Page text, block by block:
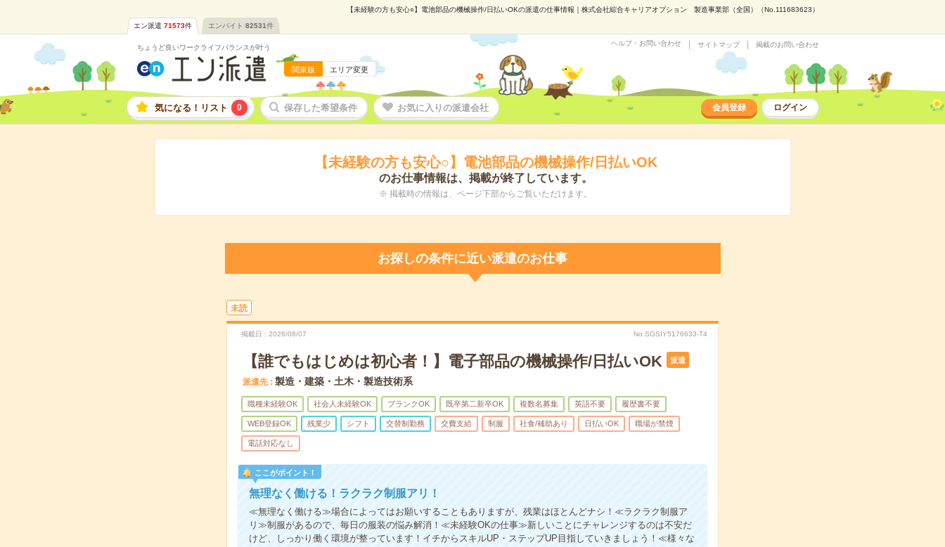
【未経験の方も安心○】電池部品の機械操作/日払いOKの派遣の仕事情報｜株式会社綜合キャリアオプション 製造事業部（全国）（No.111683623）
エン派遣 71573件 エンバイト 82531件
ちょうど良いワークライフバランスが叶う
関東版 エリア変更
ヘルプ・お問い合わせ サイトマップ 掲載のお問い合わせ
気になる！リスト 0 保存した希望条件 お気に入りの派遣会社 会員登録 ログイン
【未経験の方も安心○】電池部品の機械操作/日払いOK
のお仕事情報は、掲載が終了しています。
※ 掲載時の情報は、ページ下部からご覧いただけます。
お探しの条件に近い派遣のお仕事
未読
掲載日 2026/08/07 No.SGSIY5176633-T4
【誰でもはじめは初心者！】電子部品の機械操作/日払いOK 派遣
派遣先 製造・建築・土木・製造技術系
職種未経験OK 社会人未経験OK ブランクOK 既卒第二新卒OK 複数名募集 英語不要 履歴書不要
WEB登録OK 残業少 シフト 交替制勤務 交費支給 制服 社食/補助あり 日払いOK 職場が禁煙
電話対応なし
ここがポイント！
無理なく働ける！ラクラク制服アリ！
≪無理なく働ける≫場合によってはお願いすることもありますが、残業はほとんどナシ！≪ラクラク制服ア
リ≫制服があるので、毎日の服装の悩み解消！≪未経験OKの仕事≫新しいことにチャレンジするのは不安だ
けど、しっかり働く環境が整っています！イチからスキルUP・ステップUP目指していきましょう！≪様々な